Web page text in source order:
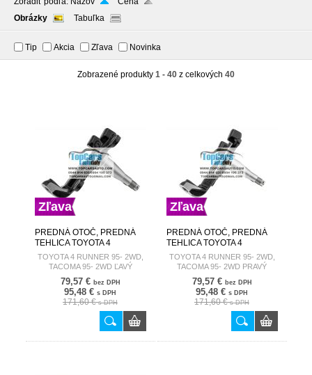
Obrázky
Tabuľka
Tip Akcia Zľava Novinka
Zobrazené produkty 1 - 40 z celkových 40
Zľava
PREDNÁ OTOČ, PREDNÁ
TEHLICA TOYOTA 4
RUNNER 95- 2WD, TACOMA
95- 2WD ĽAVÝ 43212-35150
TOYOTA 4 RUNNER 95- 2WD,
TACOMA 95- 2WD ĽAVÝ
79,57 € bez DPH
95,48 € s DPH
171,60 €s DPH
Zľava
PREDNÁ OTOČ, PREDNÁ
TEHLICA TOYOTA 4
RUNNER 95- 2WD, TACOMA
95- 2WD PRAVÝ 43211-
TOYOTA 4 RUNNER 95- 2WD,
TACOMA 95- 2WD PRAVÝ
79,57 € bez DPH
95,48 € s DPH
171,60 €s DPH